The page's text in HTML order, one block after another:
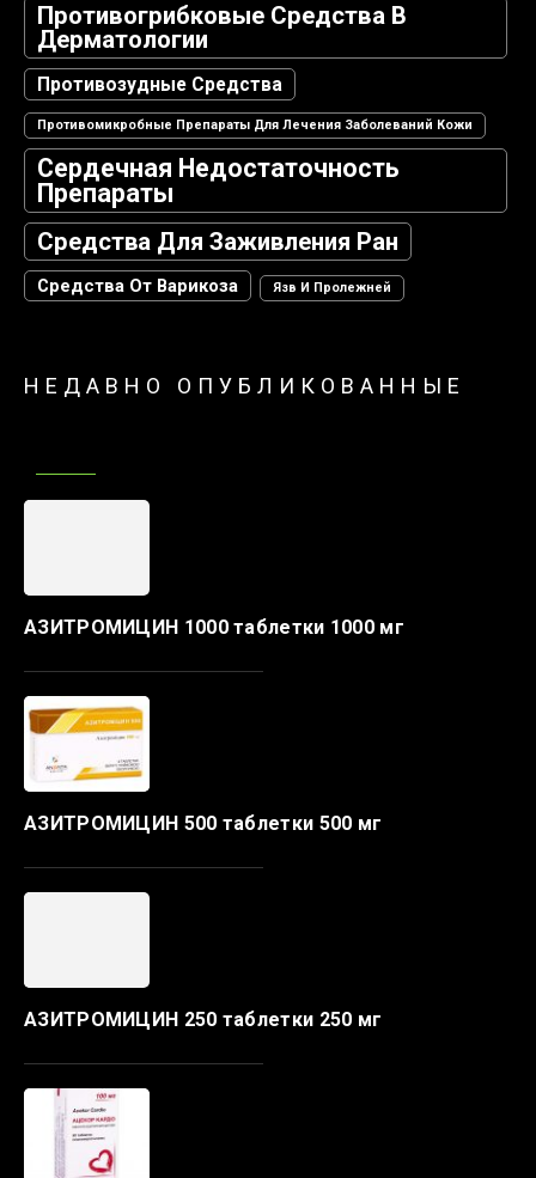
Противогрибковые Средства В
Дерматологии
Противозудные Средства
Противомикробные Препараты Для Лечения Заболеваний Кожи
Сердечная Недостаточность
Препараты
Средства Для Заживления Ран
Средства От Варикоза Язв И Пролежней
НЕДАВНО ОПУБЛИКОВАННЫЕ
АЗИТРОМИЦИН 1000 таблетки 1000 мг
АЗИТРОМИЦИН 500 таблетки 500 мг
АЗИТРОМИЦИН 250 таблетки 250 мг